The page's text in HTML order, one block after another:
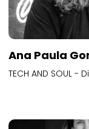
Ana Paula
TECH AND SOUL